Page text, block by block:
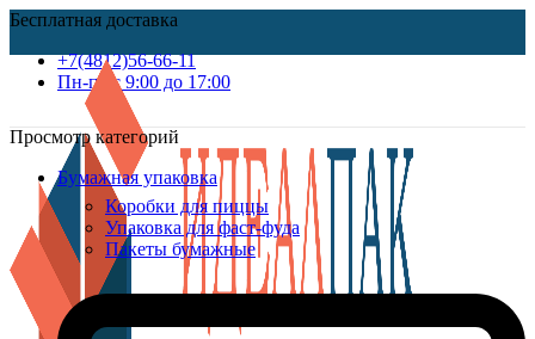
Бесплатная доставка
+7(4812)56-66-11
Пн-пт c 9:00 до 17:00
Просмотр категорий
Бумажная упаковка
Коробки для пиццы
Упаковка для фаст-фуда
Пакеты бумажные